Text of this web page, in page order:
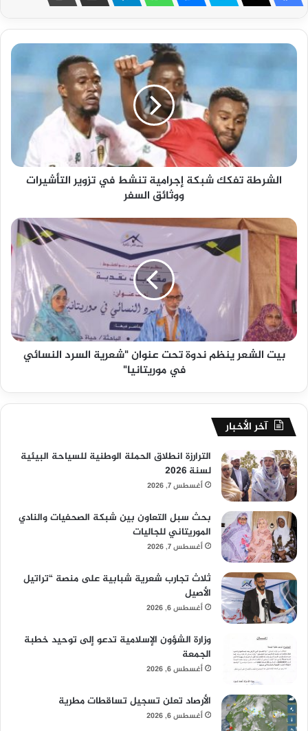
الشرطة تفكك شبكة إجرامية تنشط في تزوير التأشيرات
ووثائق السفر
بيت الشعر ينظم ندوة تحت عنوان "شعرية السرد النسائي
في موريتانيا"
آخر الأخبار
الترارزة انطلاق الحملة الوطنية للسياحة البيئية
لسنة 2026
أغسطس 7, 2026
بحث سبل التعاون بين شبكة الصحفيات والنادي
الموريتاني للجاليات
أغسطس 7, 2026
ثلاث تجارب شعرية شبابية على منصة “تراتيل
الأصيل
أغسطس 6, 2026
وزارة الشؤون الإسلامية تدعو إلى توحيد خطبة
الجمعة
أغسطس 6, 2026
الأرصاد تعلن تسجيل تساقطات مطرية
أغسطس 6, 2026